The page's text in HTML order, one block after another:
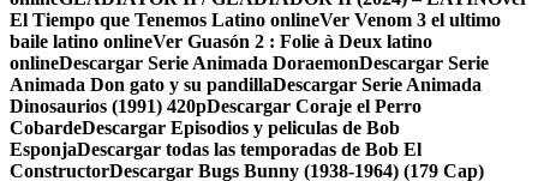
El Tiempo que Tenemos Latino onlineVer Venom 3 el ultimo
baile latino onlineVer Guasón 2 : Folie à Deux latino
onlineDescargar Serie Animada DoraemonDescargar Serie
Animada Don gato y su pandillaDescargar Serie Animada
Dinosaurios (1991) 420pDescargar Coraje el Perro
CobardeDescargar Episodios y peliculas de Bob
EsponjaDescargar todas las temporadas de Bob El
ConstructorDescargar Bugs Bunny (1938-1964) (179 Cap)